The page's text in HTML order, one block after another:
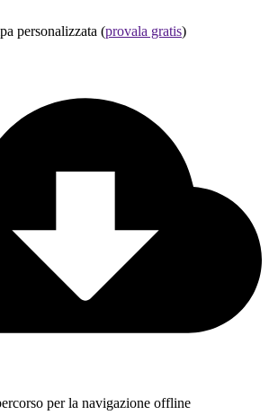
personalizzata (provala gratis)
per la navigazione offline